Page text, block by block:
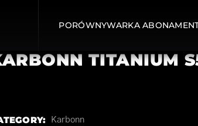
PORÓWNYWARKA
TITANIUM
Karbonn